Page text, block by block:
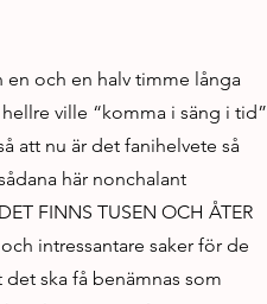
en och en halv timme långa
ville “komma i säng i tid”
att nu är det fanihelvete så
här nonchalant
FINNS TUSEN OCH ÅTER
intressantare saker för de
ska få benämnas som